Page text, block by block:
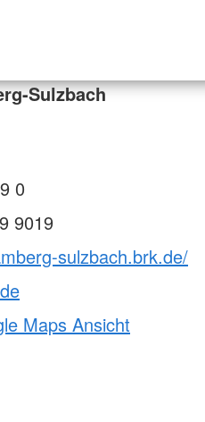
Sulzbach
0
9019
sulzbach.brk.de/
Maps Ansicht